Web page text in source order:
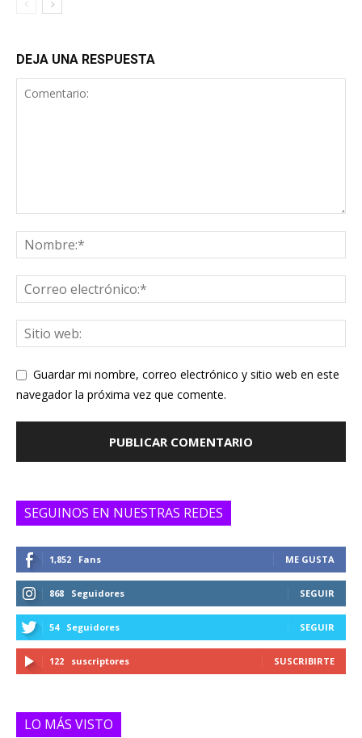
DEJA UNA RESPUESTA
Guardar mi nombre, correo electrónico y sitio web en este
navegador la próxima vez que comente.
SEGUINOS EN NUESTRAS REDES
1,852 Fans ME GUSTA
868 Seguidores SEGUIR
54 Seguidores SEGUIR
122 suscriptores SUSCRIBIRTE
LO MÁS VISTO